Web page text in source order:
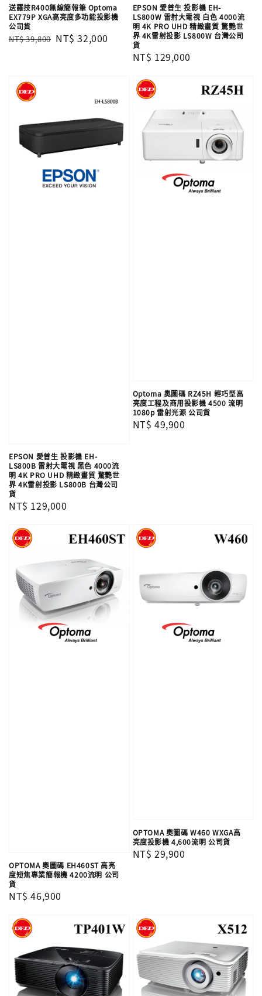
送羅技R400無線簡報筆 Optoma
EX779P XGA高亮度多功能投影機
公司貨
Regular
NT$ 39,800 Sale
NT$ 32,000
EPSON 愛普生 投影機 EH-
LS800W 雷射大電視 白色 4000流
明 4K PRO UHD 精緻畫質 驚艷世
界 4K雷射投影 LS800W​ 台灣公司
貨
Regular
NT$ 129,000
EPSON 愛普生 投影機 EH-
LS800B​ 雷射大電視 黑色 4000流
明 4K PRO UHD 精緻畫質 驚艷世
界 4K雷射投影 LS800B​ 台灣公司
貨
Regular
NT$ 129,000
Optoma 奧圖碼 RZ45H 輕巧型高
亮度工程及商用投影機 4500 流明
1080p 雷射光源 公司貨
Regular
NT$ 49,900
OPTOMA 奧圖碼 EH460ST 高亮
度短焦專業簡報機 4200流明 公司
貨
Regular
NT$ 46,900
OPTOMA 奧圖碼 W460 WXGA高
亮度投影機 4,600流明 公司貨
Regular
NT$ 29,900